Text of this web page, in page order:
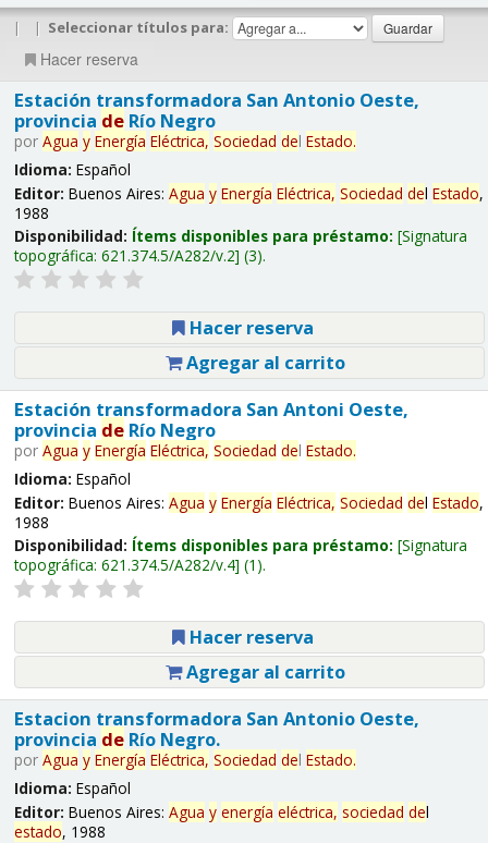
| | Seleccionar títulos para:
Hacer reserva
Estación transformadora San Antonio Oeste,
provincia deRío Negro
por Agua y Energía Eléctrica, Sociedad del Estado.
Idioma: Español
Editor: Buenos Aires: Agua y Energía Eléctrica, Sociedad del Estado,
1988
Disponibilidad: Ítems disponibles para préstamo: Signatura
topográfica: 621.374.5/A282/v.2 (3).
Hacer reserva
Agregar al carrito
Estación transformadora San Antoni Oeste,
provincia deRío Negro
por Agua y Energía Eléctrica, Sociedad del Estado.
Idioma: Español
Editor: Buenos Aires: Agua y Energía Eléctrica, Sociedad del Estado,
1988
Disponibilidad: Ítems disponibles para préstamo: Signatura
topográfica: 621.374.5/A282/v.4 (1).
Hacer reserva
Agregar al carrito
Estacion transformadora San Antonio Oeste,
provincia deRío Negro.
por Agua y Energía Eléctrica, Sociedad del Estado.
Idioma: Español
Editor: Buenos Aires: Agua y energía eléctrica, sociedad del
estado, 1988